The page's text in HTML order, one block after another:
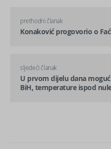
prethodni članak
Konaković progovorio o
sljedeći članak
U prvom dijelu dana
BiH, temperature ispod